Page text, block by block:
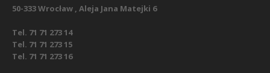
50-333 Wrocław , Aleja Jana Matejki 6
Tel. 71 71 273 14
Tel. 71 71 273 15
Tel. 71 71 273 16